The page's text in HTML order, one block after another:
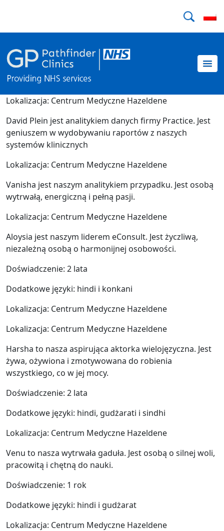
Lokalizacja: Centrum Medyczne Hazeldene
David Plein jest analitykiem danych firmy Practice. Jest
geniuszem w wydobywaniu raportów z naszych
systemów klinicznych
Lokalizacja: Centrum Medyczne Hazeldene
Vanisha jest naszym analitykiem przypadku. Jest osobą
wytrwałą, energiczną i pełną pasji.
Lokalizacja: Centrum Medyczne Hazeldene
Aloysia jest naszym liderem eConsult. Jest życzliwą,
niezależną osobą o harmonijnej osobowości.
Doświadczenie: 2 lata
Dodatkowe języki: hindi i konkani
Lokalizacja: Centrum Medyczne Hazeldene
Lokalizacja: Centrum Medyczne Hazeldene
Harsha to nasza aspirująca aktorka wielojęzyczna. Jest
żywa, ożywiona i zmotywowana do robienia
wszystkiego, co w jej mocy.
Doświadczenie: 2 lata
Dodatkowe języki: hindi, gudżarati i sindhi
Lokalizacja: Centrum Medyczne Hazeldene
Venu to nasza wytrwała gaduła. Jest osobą o silnej woli,
pracowitą i chętną do nauki.
Doświadczenie: 1 rok
Dodatkowe języki: hindi i gudżarat
Lokalizacja: Centrum Medyczne Hazeldene